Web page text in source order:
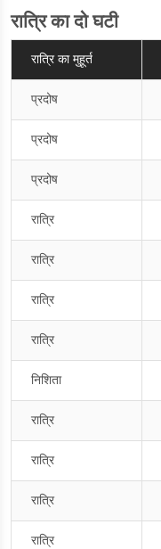
रात्रि का दो घटी
रात्रि का मुहूर्त
प्रदोष
प्रदोष
प्रदोष
रात्रि
रात्रि
रात्रि
रात्रि
निशिता
रात्रि
रात्रि
रात्रि
रात्रि